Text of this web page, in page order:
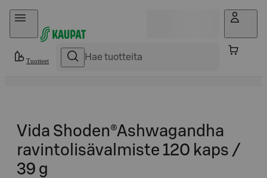
Hyppää sisältöön
Tuotteet
Vida Shoden®Ashwagandha
ravintolisävalmiste 120 kaps /
39 g